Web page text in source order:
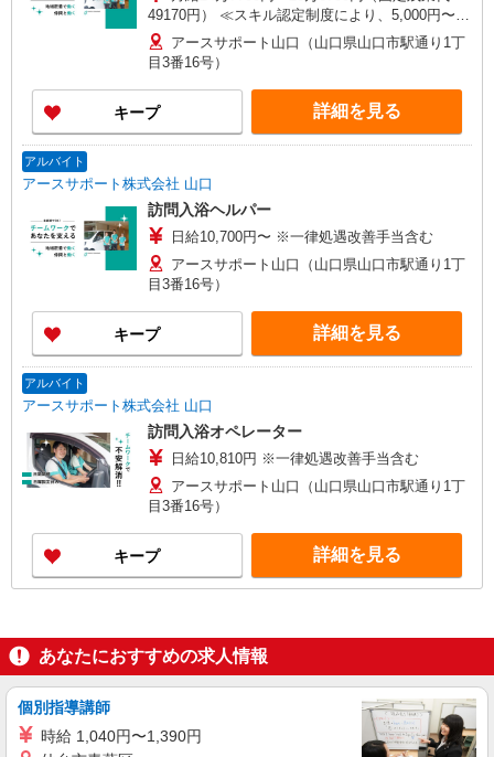
49170円） ≪スキル認定制度により、5,000円〜最
大12,000円／月の手当が支給されます≫ ★資格に
応じて資格手当が加算されます！ 介護福祉士資
格：10,000円／月 介護職員初任者研修・実務者
研修・ホームヘルパー1・2級・介護職員基礎研
修：3,000円／月 ※複数の資格をお持ちの方は上
位資格の手当で支給となります。 ※給与には34時
代に相当） 34時間を超える時間外勤務へは追加
で支給します。 勤務手当の額は各種手当を含む給
与総額により変動します。
アースサポート山口（山口県山口市駅通り1丁
目3番16号）
キープ 詳細を見る
アルバイト
アースサポート株式会社 山口
訪問入浴ヘルパー
日給10,700円〜 ※一律処遇改善手当含む
アースサポート山口（山口県山口市駅通り1丁
目3番16号）
キープ 詳細を見る
アルバイト
アースサポート株式会社 山口
訪問入浴オペレーター
日給10,810円 ※一律処遇改善手当含む
アースサポート山口（山口県山口市駅通り1丁
目3番16号）
キープ 詳細を見る
あなたにおすすめの求人情報
個別指導講師
時給 1,040円〜1,390円